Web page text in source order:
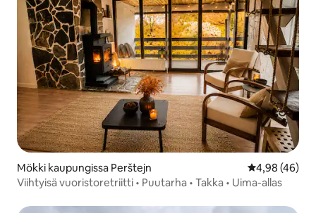
Mökki kaupungissa Perštejn
4,98 (46)
Viihtyisä vuoristoretriitti • Puutarha • Takka • Uima-allas